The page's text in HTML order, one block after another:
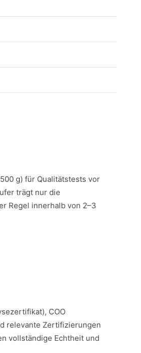
g) für Qualitätstests vor
trägt nur die
Regel innerhalb von 2–3
COO
relevante Zertifizierungen
vollständige Echtheit und